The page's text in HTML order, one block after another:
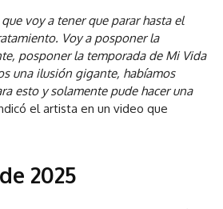
voy a tener que parar hasta el
Voy a posponer la
posponer la temporada de Mi Vida
una ilusión gigante, habíamos
esto y solamente pude hacer una
el artista en un video que
2025